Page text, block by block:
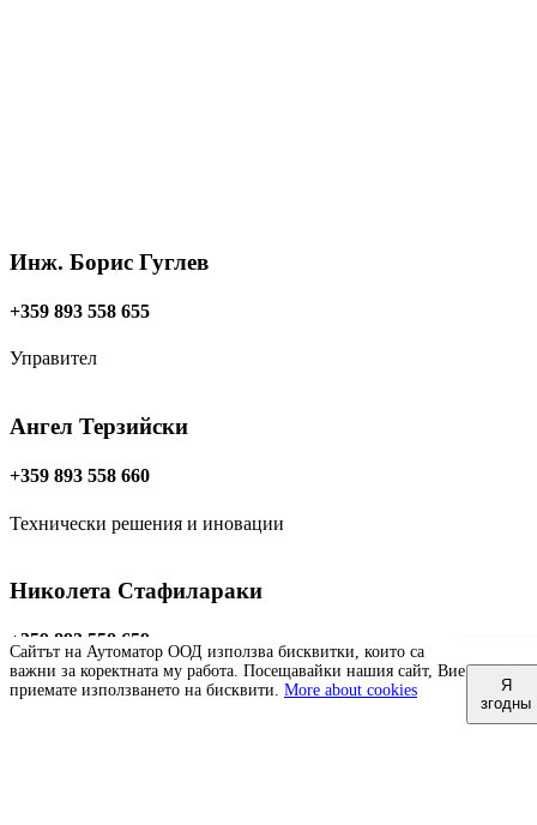
Сайтът на Аутоматор ООД използва бисквитки, които са
важни за коректната му работа. Посещавайки нашия сайт, Вие
приемате използването на бисквити. More about cookies
Я
згодны
Инж. Борис Гуглев
+359 893 558 655
Управител
Ангел Терзийски
+359 893 558 660
Технически решения и иновации
Николета Стафилараки
+359 893 558 659
Технически секретар